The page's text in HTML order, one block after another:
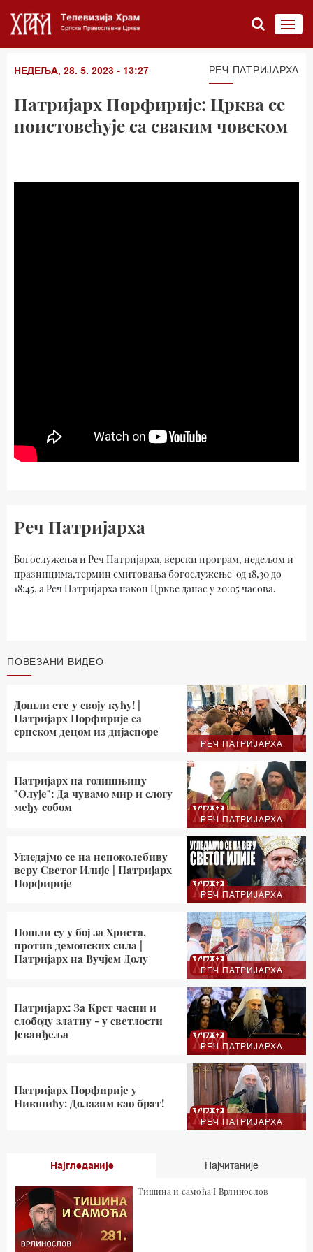
НЕДЕЉА, 28. 5. 2023 - 13:27 РЕЧ ПАТРИЈАРХА
Патријарх Порфирије: Црква се
поистовећује са сваким човеком
Реч Патријарха
Богослужења и Реч Патријарха, верски програм, недељом и
празницима,термин емитовања богослужење од 18,30 до
18:45, а Реч Патријарха након Цркве данас у 20:05 часова.
ПОВЕЗАНИ ВИДЕО
РЕЧ ПАТРИЈАРХА
Дошли сте у своју кућу! |
Патријарх Порфирије са
српском децом из дијаспоре
РЕЧ ПАТРИЈАРХА
Патријарх на годишњицу
"Олује": Да чувамо мир и слогу
међу собом
РЕЧ ПАТРИЈАРХА
Угледајмо се на непоколебиву
веру Светог Илије | Патријарх
Порфирије
РЕЧ ПАТРИЈАРХА
Пошли су у бој за Христа,
против демонских сила |
Патријарх на Вучјем Долу
РЕЧ ПАТРИЈАРХА
Патријарх: За Крст часни и
слободу златну - у светлости
Јеванђеља
РЕЧ ПАТРИЈАРХА
Патријарх Порфирије у
Никшићу: Долазим као брат!
Најгледаније Најчитаније
Тишина и самоћа I Врлинослов